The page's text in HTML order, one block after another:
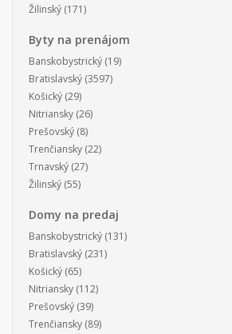
Žilinský (171)
Byty na prenájom
Banskobystrický (19)
Bratislavský (3597)
Košický (29)
Nitriansky (26)
Prešovský (8)
Trenčiansky (22)
Trnavský (27)
Žilinský (55)
Domy na predaj
Banskobystrický (131)
Bratislavský (231)
Košický (65)
Nitriansky (112)
Prešovský (39)
Trenčiansky (89)